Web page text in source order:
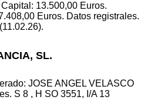
13.500,00 Euros.
Euros. Datos registrales.
SL.
JOSE ANGEL VELASCO
S 8 , H SO 3551, I/A 13